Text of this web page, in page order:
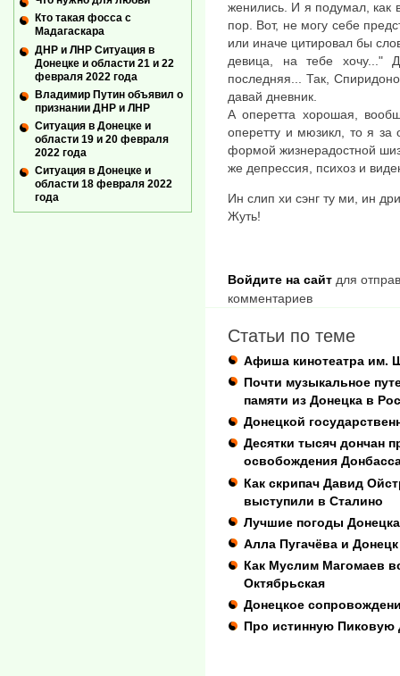
женились. И я подумал, как
пор. Вот, не могу себе
или иначе цитировал бы
девица, на тебе хочу..."
последняя... Так,
давай дневник.
А оперетта хорошая,
оперетту и мюзикл, то я за
формой жизнерадостной
же депрессия, психоз и
Ин слип хи сэнг ту ми, ин
Жуть!
Войдите на сайт для
комментариев
Статьи по теме
Афиша кинотеатра им.
Почти музыкальное
памяти из Донецка в
Донецкой
Десятки тысяч дончан
освобождения
Как скрипач Давид
выступили в Сталино
Лучшие погоды Донецка
Алла Пугачёва и Донецк
Как Муслим Магомаев
Октябрьская
Донецкое
Про истинную Пиковую
Кто такая фосса с
Мадагаскара
ДНР и ЛНР Ситуация в
Донецке и области 21 и 22
февраля 2022 года
Владимир Путин объявил о
признании ДНР и ЛНР
Ситуация в Донецке и
области 19 и 20 февраля
2022 года
Ситуация в Донецке и
области 18 февраля 2022
года